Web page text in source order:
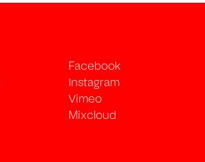
Facebook
Instagram
Vimeo
Mixcloud